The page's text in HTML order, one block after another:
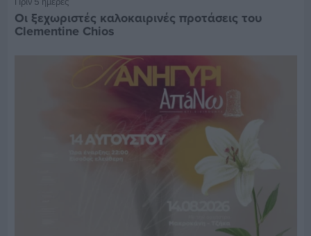
Οι ξεχωριστές καλοκαιρινές προτάσεις του
Clementine Chios